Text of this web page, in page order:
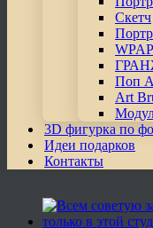
Скетч
WPAP
Поп
Art
3D фигурка по
Идеи подарков
Контакты